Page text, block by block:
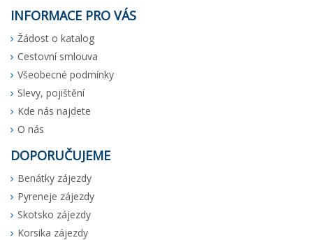
INFORMACE PRO VÁS
Žádost o katalog
Cestovní smlouva
Všeobecné podmínky
Slevy, pojištění
Kde nás najdete
O nás
DOPORUČUJEME
Benátky zájezdy
Pyreneje zájezdy
Skotsko zájezdy
Korsika zájezdy